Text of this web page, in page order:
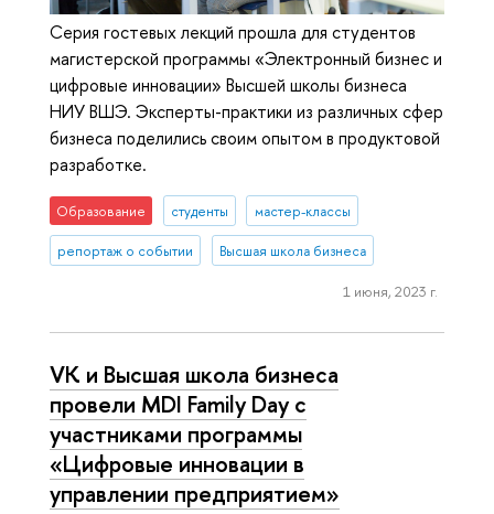
Серия гостевых лекций прошла для студентов
магистерской программы «Электронный бизнес и
цифровые инновации» Высшей школы бизнеса
НИУ ВШЭ. Эксперты-практики из различных сфер
бизнеса поделились своим опытом в продуктовой
разработке.
Образование студенты мастер-классы
репортаж о событии Высшая школа бизнеса
1 июня, 2023 г.
VK и Высшая школа бизнеса
провели MDI Family Day с
участниками программы
«Цифровые инновации в
управлении предприятием»